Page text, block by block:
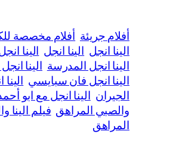
أفلام جريئة أفلام مخصصة
الينا انجل الينا انجل الينا
الينا انجل المدرسة الينا
الينا انجل فان سبايسي
الجيران الينا انجل مع ابو
والصبي المراهق فيلم الينا
المراهق